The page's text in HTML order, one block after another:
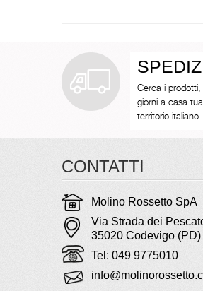
Cerca i prodotti,
giorni a casa
territorio italiano.
CONTATTI
Molino Rossetto SpA
Via Strada dei
35020 Codevigo (PD)
Tel: 049 9775010